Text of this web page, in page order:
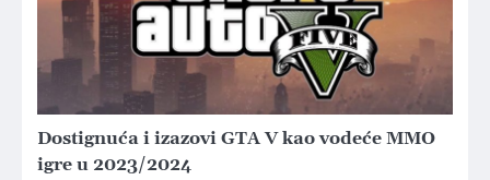
Dostignuća i izazovi GTA V kao vodeće MMO
igre u 2023/2024